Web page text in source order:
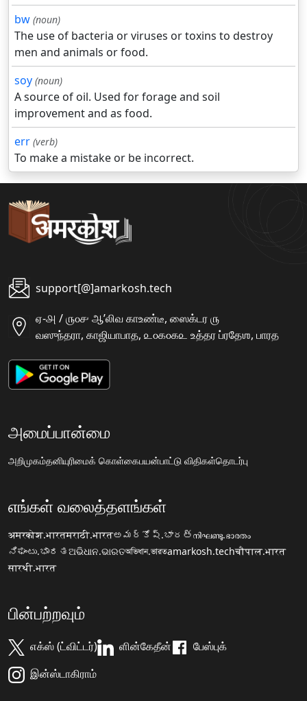
bw (noun)
The use of bacteria or viruses or toxins to destroy
men and animals or food.
soy (noun)
A source of oil. Used for forage and soil
improvement and as food.
err (verb)
To make a mistake or be incorrect.
support[@]amarkosh.tech
ஏ-௮ / ௫௦௪ ஆʼலிவ காஉண்டீ, ஸைக்டர ௫
வஸுந்தரா, காஜியாபாத, ௨௦௧௦௧௨ உத்தர ப்ரதேஶ, பாரத
அமைப்பான்மை
அறிமுகம்தனியுரிமைக் கொள்கைபயன்பாட்டு விதிகள்தொடர்பு
எங்கள் வலைத்தளங்கள்
अमरकोश.भारतमराठी.भारतఅమర్కోష్.భారత్നിഘണ്ടു.ഭാരതം
ನಿಘಂಟು.ಭಾರತଅଭିଧାନ.ଭାରତঅভিধান.ভারতamarkosh.techचौपाल.भारत
सारथी.भारत
பின்பற்றவும்
எக்ஸ் (ட்விட்டர்) ளின்கேதீன்
பேஸ்புக்
இன்ஸ்டாகிராம்